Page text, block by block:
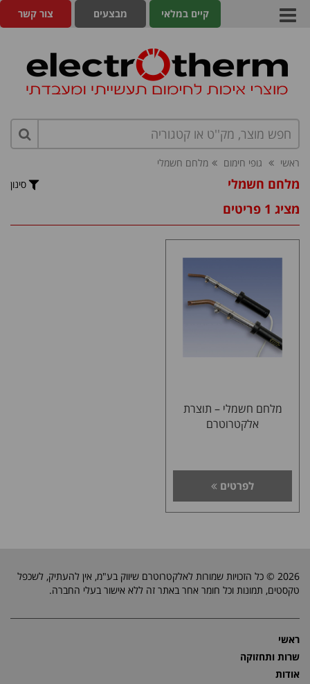
צור קשר מבצעים קיים במלאי
ראשי גופי חימום מלחם חשמלי
מלחם חשמלי סינון
מציג 1 פריטים
מלחם חשמלי – תוצרת
אלקטרוטרם
לפרטים
2026 © כל הזכויות שמורות לאלקטרוטרם שיווק בע"מ, אין להעתיק, לשכפל
טקסטים, תמונות וכל חומר אחר באתר זה ללא אישור בעלי החברה.
ראשי
שרות ותחזוקה
אודות